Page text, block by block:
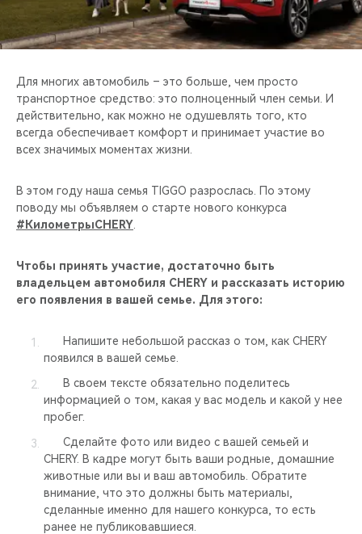
CHERY И СПОРТ
НАШИ МЕРОПРИЯТИЯ
ВИДЕООБЗОРЫ
Для многих автомобиль – это больше, чем просто
транспортное средство: это полноценный член семьи. И
действительно, как можно не одушевлять того, кто
всегда обеспечивает комфорт и принимает участие во
всех значимых моментах жизни.
В этом году наша семья TIGGO разрослась. По этому
поводу мы объявляем о старте нового конкурса
#КилометрыCHERY
Чтобы принять участие, достаточно быть
владельцем автомобиля CHERY и рассказать историю
его появления в вашей семье. Для этого:
Напишите небольшой рассказ о том, как CHERY
появился в вашей семье.
В своем тексте обязательно поделитесь
информацией о том, какая у вас модель и какой у нее
пробег.
Сделайте фото или видео с вашей семьей и
CHERY. В кадре могут быть ваши родные, домашние
животные или вы и ваш автомобиль. Обратите
внимание, что это должны быть материалы,
сделанные именно для нашего конкурса, то есть
ранее не публиковавшиеся.